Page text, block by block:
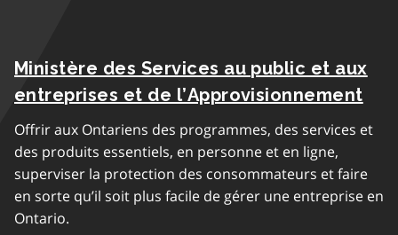
Ministère des Services au public et aux
entreprises et de l’Approvisionnement
Offrir aux Ontariens des programmes, des services et
des produits essentiels, en personne et en ligne,
superviser la protection des consommateurs et faire
en sorte qu’il soit plus facile de gérer une entreprise en
Ontario.